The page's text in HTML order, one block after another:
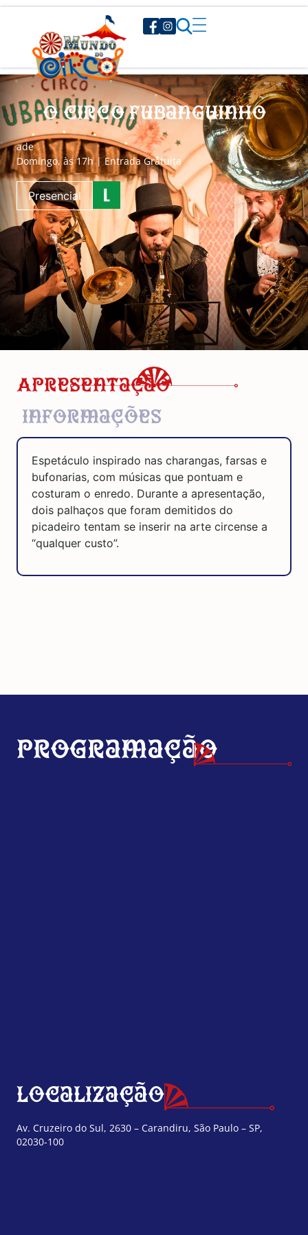
O Circo Fubanguinho
ade
Domingo, às 17h | Entrada Gratuita
Presencial
Apresentação
Informações
Espetáculo inspirado nas charangas, farsas e
bufonarias, com músicas que pontuam e
costuram o enredo. Durante a apresentação,
dois palhaços que foram demitidos do
picadeiro tentam se inserir na arte circense a
“qualquer custo”.
Programação
Localização
Av. Cruzeiro do Sul, 2630 – Carandiru, São Paulo – SP,
02030-100